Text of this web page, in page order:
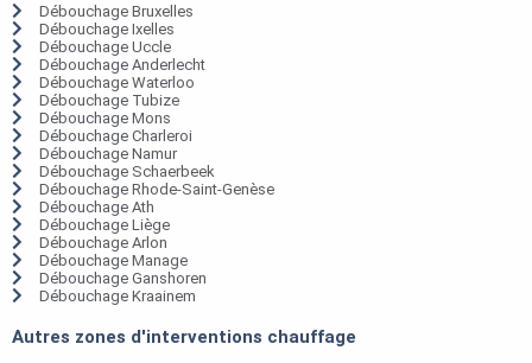
Débouchage Bruxelles
Débouchage Ixelles
Débouchage Uccle
Débouchage Anderlecht
Débouchage Waterloo
Débouchage Tubize
Débouchage Mons
Débouchage Charleroi
Débouchage Namur
Débouchage Schaerbeek
Débouchage Rhode-Saint-Genèse
Débouchage Ath
Débouchage Liège
Débouchage Arlon
Débouchage Manage
Débouchage Ganshoren
Débouchage Kraainem
Autres zones d'interventions chauffage